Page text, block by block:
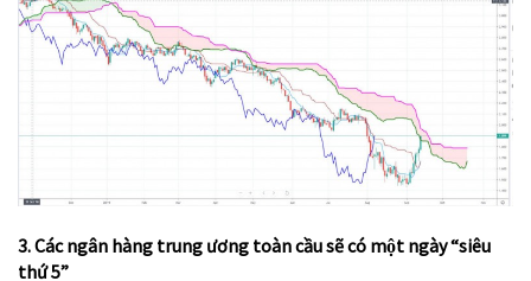
3. Các ngân hàng trung ương toàn cầu sẽ có một ngày “siêu
thứ 5”